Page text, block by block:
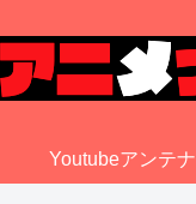
Youtubeアンテナ